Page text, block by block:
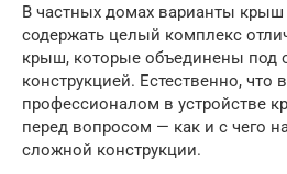
В частных домах варианты
содержать целый комплекс
крыш, которые объединены под
конструкцией. Естественно, что
профессионалом в устройстве
перед вопросом — как и с чего
сложной конструкции.